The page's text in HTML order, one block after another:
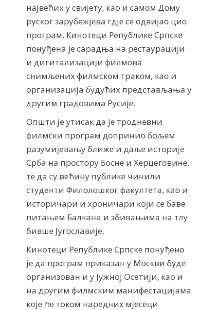
највећих у свијету, као и самом Дому
руског зарубежјева гдје се одвијао цио
програм. Кинотеци Републике Српске
понуђена је сарадња на рестаурацији
и дигитализацији филмова
снимљених филмском траком, као и
организација будућих представљања у
другим градовима Русије.
Општи је утисак да је тродневни
филмски програм допринио бољем
разумијевању ближе и даље историје
Срба на простору Босне и Херцеговине,
те да су већину публике чинили
студенти Филолошког факултета, као и
историчари и хроничари који се баве
питањем Балкана и збивањима на тлу
бивше Југославије.
Кинотеци Републике Српске понуђено
је да програм приказан у Москви буде
организован и у Јужној Осетији, као и
на другим филмским манифестацијама
које ће током наредних мјесеци